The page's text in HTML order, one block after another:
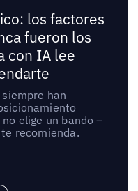
los factores
fueron los
con IA lee
siempre han
elige un bando –
recomienda.